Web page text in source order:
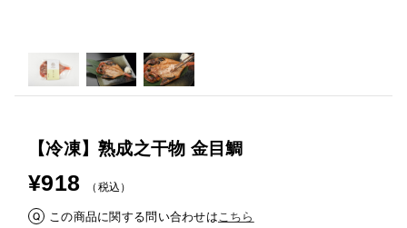
【冷凍】熟成之干物 金目鯛
¥918 （税込）
この商品に関する問い合わせはこちら